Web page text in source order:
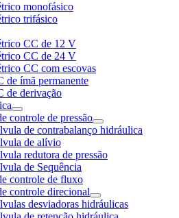
monofásico
trifásico
CC de 12 V
CC de 24 V
CC com escovas
de ímã permanente
de derivação
controle de pressão
de contrabalanço hidráulica
de alívio
redutora de pressão
de Sequência
controle de fluxo
controle direcional
desviadoras hidráulicas